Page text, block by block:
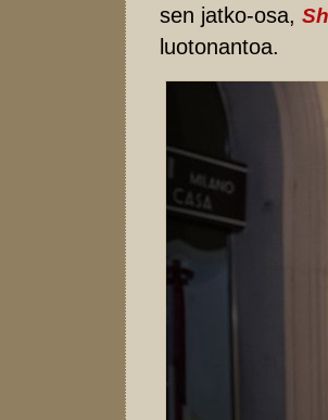
sen jatko-osa,
luotonantoa.